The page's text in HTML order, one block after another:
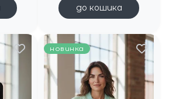
до кошика
новинка